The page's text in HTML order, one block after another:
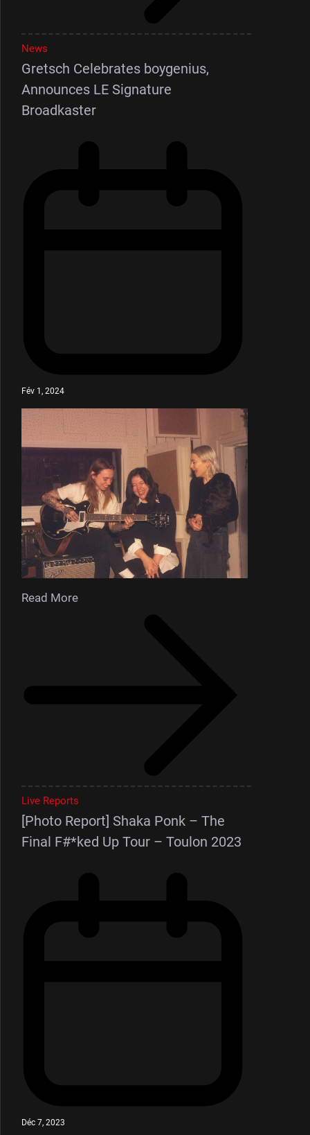
News
Gretsch Celebrates boygenius,
Announces LE Signature
Broadkaster
Fév 1, 2024
Read More
Live Reports
[Photo Report] Shaka Ponk – The
Final F#*ked Up Tour – Toulon 2023
Déc 7, 2023